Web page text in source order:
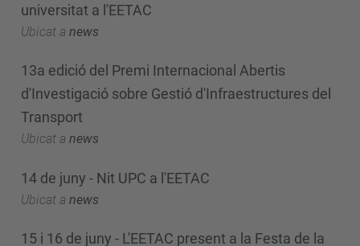
universitat a l'EETAC
Ubicat a news
13a edició del Premi Internacional Abertis
d'Investigació sobre Gestió d'Infraestructures del
Transport
Ubicat a news
14 de juny - Nit UPC a l'EETAC
Ubicat a news
15 i 16 de juny - L'EETAC present a la Festa de la